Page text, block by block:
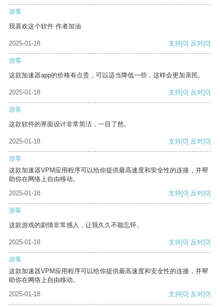
游客
我喜欢这个软件 作者加油
2025-01-18 支持[0] 反对[0]
游客
这款加速器app的价格有点贵，可以适当降低一些，这样会更加亲民。
2025-01-18 支持[0] 反对[0]
游客
这款软件的界面设计非常简洁，一目了然。
2025-01-18 支持[0] 反对[0]
游客
这款加速器VPM应用程序可以给你提供最高速度和安全性的连接，并帮
助你在网络上自由移动。
2025-01-18
支持[0] 反对[0]
游客
这款游戏的剧情非常感人，让我久久不能忘怀。
2025-01-18 支持[0] 反对[0]
游客
这款加速器VPM应用程序可以给你提供最高速度和安全性的连接，并帮
助你在网络上自由移动。
2025-01-18
支持[0] 反对[0]